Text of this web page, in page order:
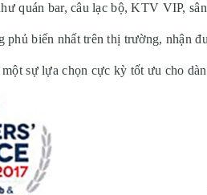
quán bar, câu lạc bộ, KTV VIP,
phủ biến nhất trên thị trường, nhận
sự lựa chọn cực kỳ tốt ưu cho